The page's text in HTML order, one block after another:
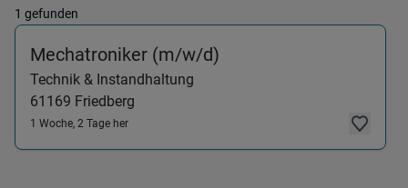
1 gefunden
Mechatroniker (m/w/d)
Technik & Instandhaltung
61169 Friedberg
1 Woche, 2 Tage her